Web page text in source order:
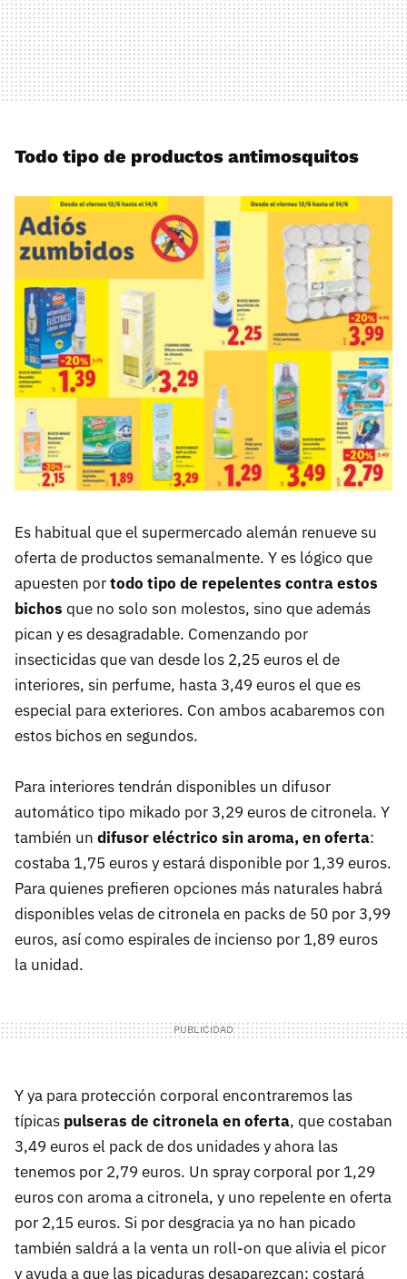
Todo tipo de productos antimosquitos
Es habitual que el supermercado alemán renueve su
oferta de productos semanalmente. Y es lógico que
apuesten portodo tipo de repelentes contra estos
bichos que no solo son molestos, sino que además
pican y es desagradable. Comenzando por
insecticidas que van desde los 2,25 euros el de
interiores, sin perfume, hasta 3,49 euros el que es
especial para exteriores. Con ambos acabaremos con
estos bichos en segundos.
Para interiores tendrán disponibles un difusor
automático tipo mikado por 3,29 euros de citronela. Y
también un difusor eléctrico sin aroma, en oferta:
costaba 1,75 euros y estará disponible por 1,39 euros.
Para quienes prefieren opciones más naturales habrá
disponibles velas de citronela en packs de 50 por 3,99
euros, así como espirales de incienso por 1,89 euros
la unidad.
Y ya para protección corporal encontraremos las
típicas pulseras de citronela en oferta, que costaban
3,49 euros el pack de dos unidades y ahora las
tenemos por 2,79 euros. Un spray corporal por 1,29
euros con aroma a citronela, y uno repelente en oferta
por 2,15 euros. Si por desgracia ya no han picado
también saldrá a la venta un roll-on que alivia el picor
y ayuda a que las picaduras desaparezcan: costará